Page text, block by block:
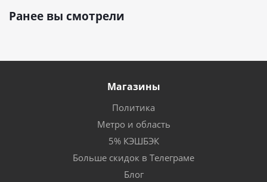
Ранее вы смотрели
Магазины
Политика
Метро и область
5% КЭШБЭК
Больше скидок в Телеграме
Блог